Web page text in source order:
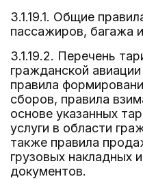
3.1.19.1. Общие
пассажиров, багажа
3.1.19.2. Перечень
гражданской
правила
сборов, правила
основе указанных
услуги в области
также правила
грузовых накладных
документов.